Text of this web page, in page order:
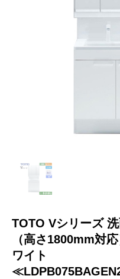
TOTO Vシリーズ
（高さ1800mm対
ワイト